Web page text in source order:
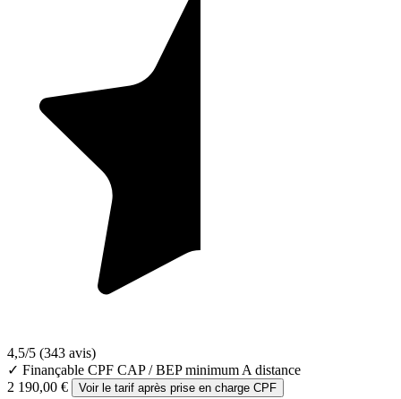
4,5/5 (343 avis)
✓ Finançable CPF CAP / BEP minimum A distance
2 190,00 €
Voir le tarif après prise en charge CPF